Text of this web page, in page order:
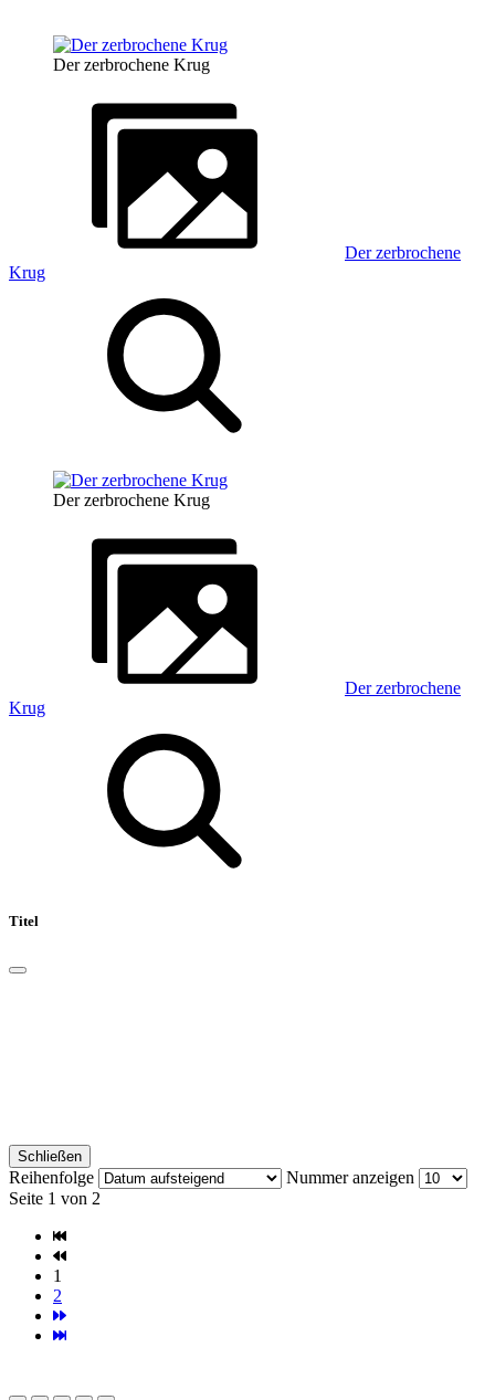
Der zerbrochene Krug
Der zerbrochene
Krug
Der zerbrochene Krug
Der zerbrochene
Krug
Titel
Schließen
Reihenfolge
Nummer anzeigen
Seite 1 von 2
1
2